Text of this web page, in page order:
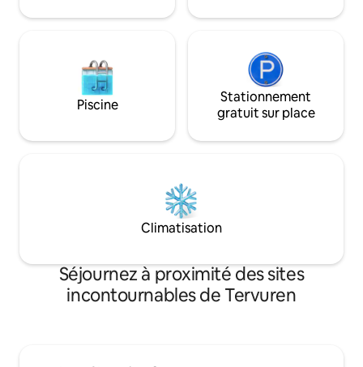
Piscine
Stationnement
gratuit sur place
Climatisation
Séjournez à proximité des sites
incontournables de Tervuren